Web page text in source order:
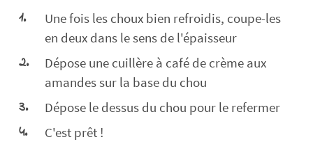
Une fois les choux bien refroidis, coupe-les
en deux dans le sens de l'épaisseur
Dépose une cuillère à café de crème aux
amandes sur la base du chou
Dépose le dessus du chou pour le refermer
C'est prêt !